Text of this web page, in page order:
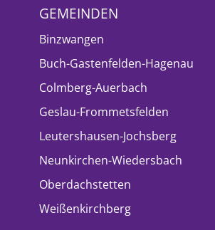
GEMEINDEN
Binzwangen
Buch-Gastenfelden-Hagenau
Colmberg-Auerbach
Geslau-Frommetsfelden
Leutershausen-Jochsberg
Neunkirchen-Wiedersbach
Oberdachstetten
Weißenkirchberg